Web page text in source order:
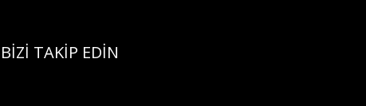
BİZİ TAKİP EDİN